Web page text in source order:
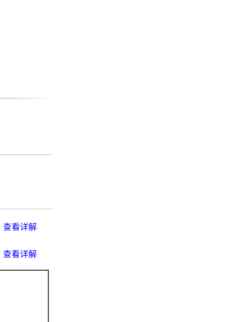
查看详解
查看详解